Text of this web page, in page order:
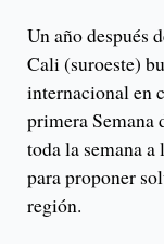
Un año después
Cali (suroeste)
internacional en
primera Semana
toda la semana
para proponer
región.